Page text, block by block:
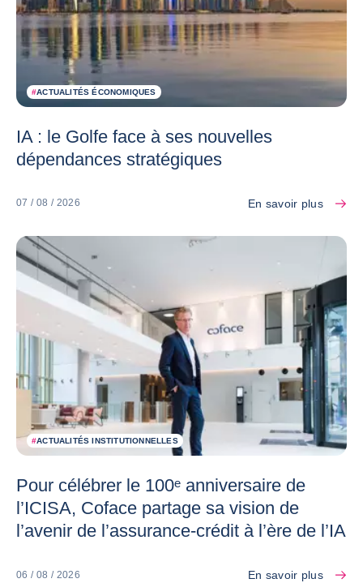
#ACTUALITÉS ÉCONOMIQUES
IA : le Golfe face à ses nouvelles
dépendances stratégiques
07 / 08 / 2026 En savoir plus
#ACTUALITÉS INSTITUTIONNELLES
Pour célébrer le 100ᵉ anniversaire de
l’ICISA, Coface partage sa vision de
l’avenir de l’assurance-crédit à l’ère de l’IA
06 / 08 / 2026 En savoir plus